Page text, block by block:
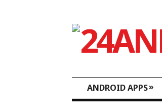
ANDROID APPS»